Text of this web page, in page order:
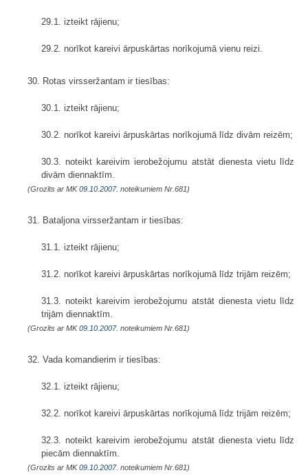
29.1. izteikt rājienu;
29.2. norīkot kareivi ārpuskārtas norīkojumā vienu reizi.
30. Rotas virsseržantam ir tiesības:
30.1. izteikt rājienu;
30.2. norīkot kareivi ārpuskārtas norīkojumā līdz divām reizēm;
30.3. noteikt kareivim ierobežojumu atstāt dienesta vietu līdz
divām diennaktīm.
(Grozīts ar MK09.10.2007. noteikumiem Nr.681)
31. Bataljona virsseržantam ir tiesības:
31.1. izteikt rājienu;
31.2. norīkot kareivi ārpuskārtas norīkojumā līdz trijām reizēm;
31.3. noteikt kareivim ierobežojumu atstāt dienesta vietu līdz
trijām diennaktīm.
(Grozīts ar MK09.10.2007. noteikumiem Nr.681)
32. Vada komandierim ir tiesības:
32.1. izteikt rājienu;
32.2. norīkot kareivi ārpuskārtas norīkojumā līdz trijām reizēm;
32.3. noteikt kareivim ierobežojumu atstāt dienesta vietu līdz
piecām diennaktīm.
(Grozīts ar MK09.10.2007. noteikumiem Nr.681)